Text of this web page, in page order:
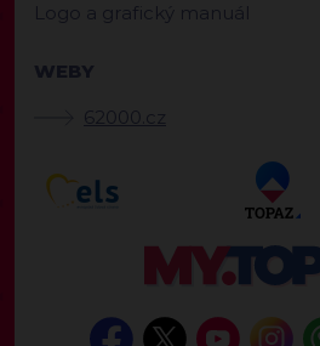
Logo a grafický manuál
WEBY
62000.cz